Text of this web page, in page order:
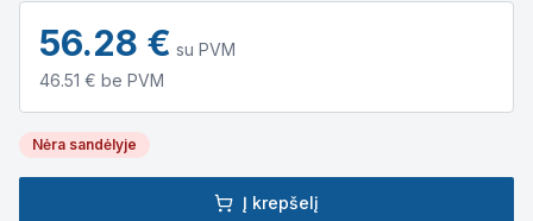
56.28 € su PVM
46.51 € be PVM
Nėra sandėlyje
Į krepšelį